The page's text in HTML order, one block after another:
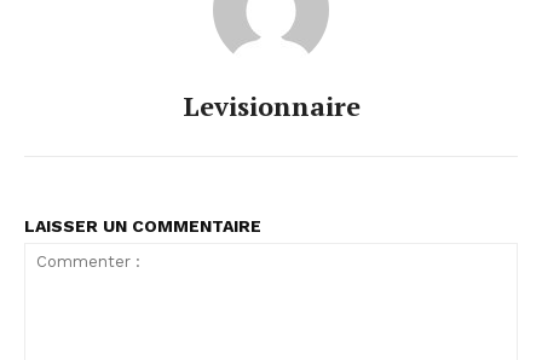
Levisionnaire
LAISSER UN COMMENTAIRE